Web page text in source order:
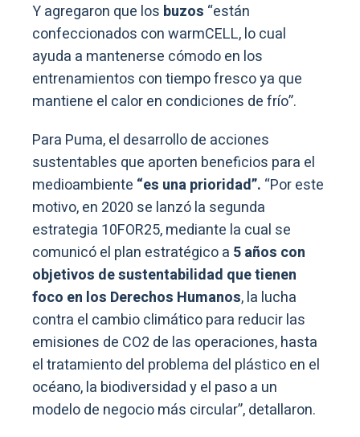
Y agregaron que los buzos “están
confeccionados con warmCELL, lo cual
ayuda a mantenerse cómodo en los
entrenamientos con tiempo fresco ya que
mantiene el calor en condiciones de frío”.
Para Puma, el desarrollo de acciones
sustentables que aporten beneficios para el
medioambiente “es una prioridad”. “Por este
motivo, en 2020 se lanzó la segunda
estrategia 10FOR25, mediante la cual se
comunicó el plan estratégico a 5 años con
objetivos de sustentabilidad que tienen
foco en los Derechos Humanos, la lucha
contra el cambio climático para reducir las
emisiones de CO2 de las operaciones, hasta
el tratamiento del problema del plástico en el
océano, la biodiversidad y el paso a un
modelo de negocio más circular”, detallaron.